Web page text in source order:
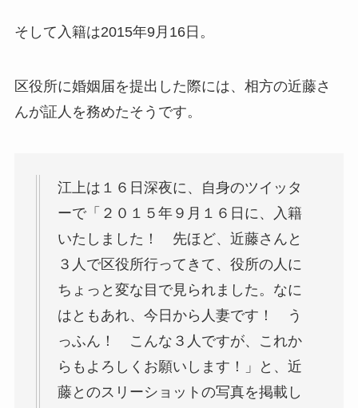
そして入籍は2015年9月16日。
区役所に婚姻届を提出した際には、相方の近藤さ
んが証人を務めたそうです。
江上は１６日深夜に、自身のツイッタ
ーで「２０１５年９月１６日に、入籍
いたしました！ 先ほど、近藤さんと
３人で区役所行ってきて、役所の人に
ちょっと変な目で見られました。なに
はともあれ、今日から人妻です！ う
っふん！ こんな３人ですが、これか
らもよろしくお願いします！」と、近
藤とのスリーショットの写真を掲載し